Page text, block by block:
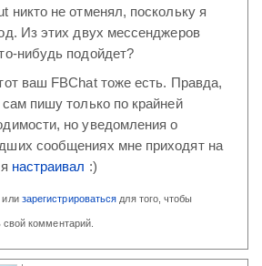
никто не отменял, поскольку я
Из этих двух мессенджеров
нибудь подойдет?
ваш FBChat тоже есть. Правда,
сам пишу только по крайней
но уведомления о
сообщениях мне приходят на
настраивал :)
или зарегистрироваться для того, чтобы
свой комментарий.